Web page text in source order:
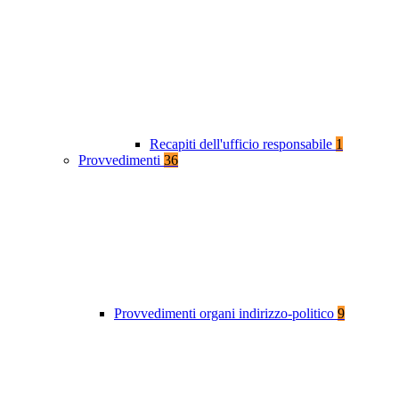
Recapiti dell'ufficio responsabile 1
Provvedimenti 36
Provvedimenti organi indirizzo-politico 9